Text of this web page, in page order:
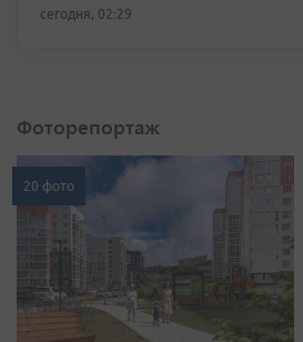
сегодня, 02:29
Фоторепортаж
20 фото